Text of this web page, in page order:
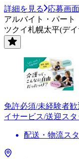
詳細を見る
応募画
アルバイト・パート
ツクイ札幌太平(デ
免許必須/未経験者
イサービス/送迎スタ
配送・物流ス